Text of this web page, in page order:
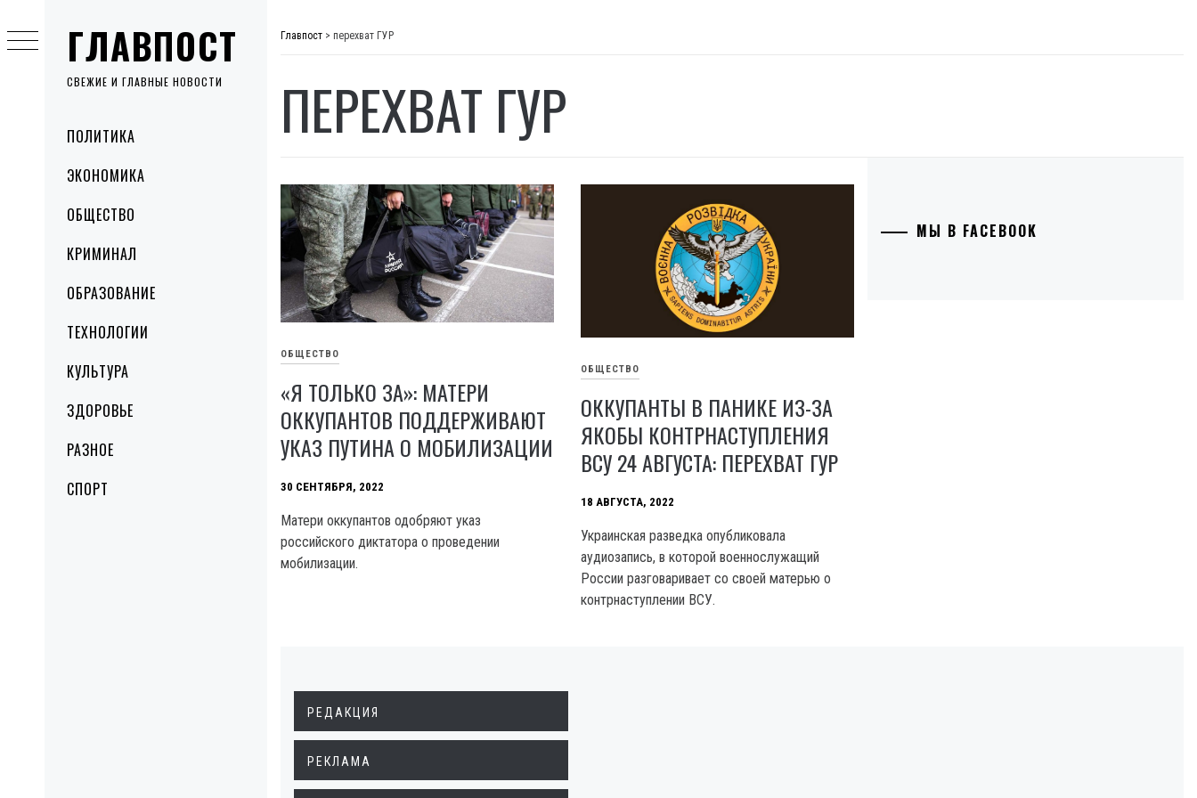
ГЛАВПОСТ
СВЕЖИЕ И ГЛАВНЫЕ НОВОСТИ
MenuПОЛИТИКА
ЭКОНОМИКА
ОБЩЕСТВО
КРИМИНАЛ
ОБРАЗОВАНИЕ
ТЕХНОЛОГИИ
КУЛЬТУРА
ЗДОРОВЬЕ
РАЗНОЕ
СПОРТ
to
content
Главпост > перехват ГУР
ПЕРЕХВАТ ГУР
ОБЩЕСТВО
«Я ТОЛЬКО ЗА»: МАТЕРИ
ОККУПАНТОВ ПОДДЕРЖИВАЮТ
УКАЗ ПУТИНА О МОБИЛИЗАЦИИ
30 СЕНТЯБРЯ, 2022
Матери оккупантов одобряют указ
российского диктатора о проведении
мобилизации.
ОБЩЕСТВО
ОККУПАНТЫ В ПАНИКЕ ИЗ-ЗА
ЯКОБЫ КОНТРНАСТУПЛЕНИЯ
ВСУ 24 АВГУСТА: ПЕРЕХВАТ ГУР
18 АВГУСТА, 2022
Украинская разведка опубликовала
аудиозапись, в которой военнослужащий
России разговаривает со своей матерью о
контрнаступлении ВСУ.
МЫ В FACEBOOK
РЕДАКЦИЯ
РЕКЛАМА